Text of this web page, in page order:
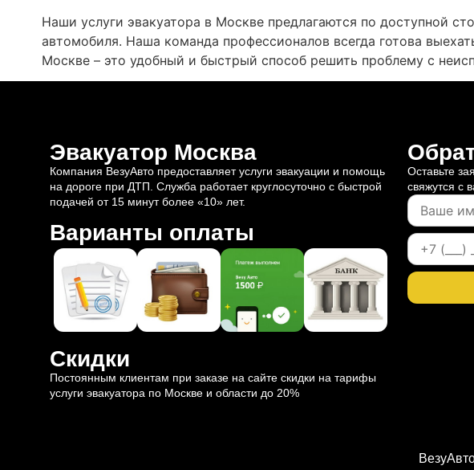
Наши услуги эвакуатора в Москве предлагаются по доступной
автомобиля. Наша команда профессионалов всегда готова
Москве – это удобный и быстрый способ решить проблему с
Эвакуатор Москва
Компания ВезуАвто предоставляет услуги эвакуации и помощь
на дороге при ДТП. Служба работает круглосуточно с быстрой
подачей от 15 минут более «10» лет.
Варианты оплаты
Скидки
Постоянным клиентам при заказе на сайте скидки на тарифы
услуги эвакуатора по Москве и области до 20%
Оставьте
свяжутся с